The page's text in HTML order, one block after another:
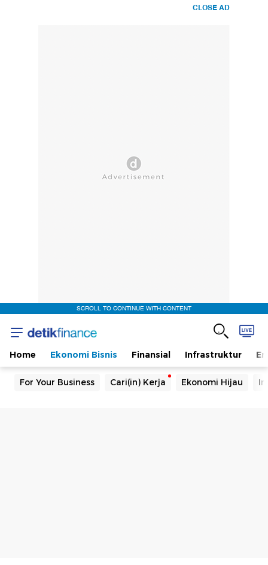
CLOSE AD
SCROLL TO CONTINUE WITH CONTENT
Home Ekonomi Bisnis Finansial Infrastruktur
For Your Business Cari(in) Kerja Ekonomi Hijau